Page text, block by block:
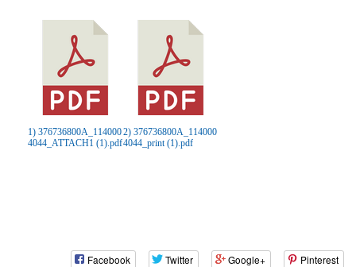
1) 376736800A_114000
4044_ATTACH1 (1).pdf
2) 376736800A_114000
4044_print (1).pdf
Facebook Twitter Google+ Pinterest